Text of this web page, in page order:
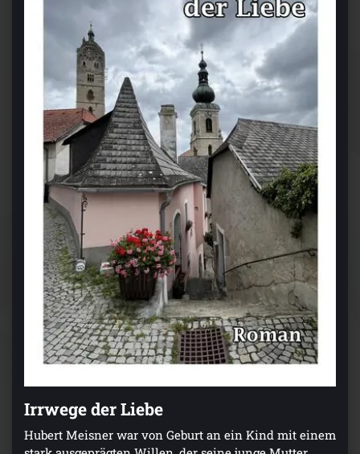
Irrwege der Liebe
Hubert Meisner war von Geburt an ein Kind mit einem